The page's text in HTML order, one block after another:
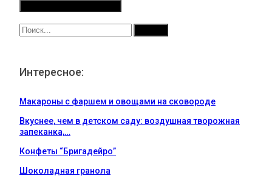
Интересное:
Макароны с фаршем и овощами на сковороде
Вкуснее, чем в детском саду: воздушная творожная
запеканка,…
Конфеты “Бригадейро”
Шоколадная гранола